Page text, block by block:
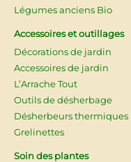
Légumes anciens Bio
Accessoires et outillages
Décorations de jardin
Accessoires de jardin
L’Arrache Tout
Outils de désherbage
Désherbeurs thermiques
Grelinettes
Soin des plantes